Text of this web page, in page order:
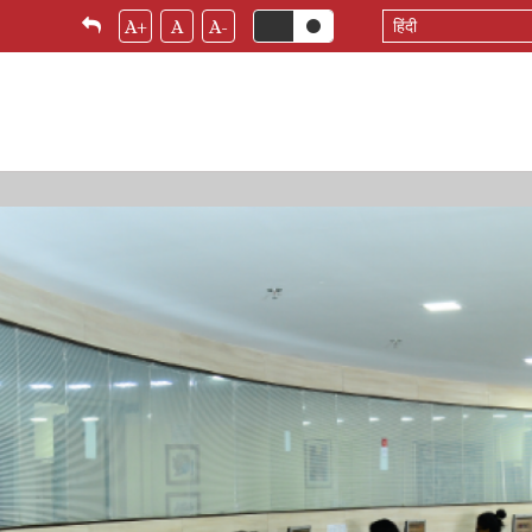
A+ A A-
Select
your